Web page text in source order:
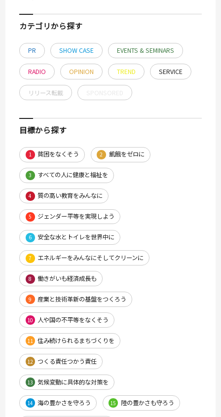
カテゴリから探す
PR SHOW CASE EVENTS & SEMINARS
RADIO OPINION TREND SERVICE
リリース転載
目標から探す
1 貧困をなくそう 2 飢餓をゼロに
3 すべての人に健康と福祉を
4 質の高い教育をみんなに
5 ジェンダー平等を実現しよう
6 安全な水とトイレを世界中に
7 エネルギーをみんなにそしてクリーンに
8 働きがいも経済成長も
9 産業と技術革新の基盤をつくろう
10 人や国の不平等をなくそう
11 住み続けられるまちづくりを
12 つくる責任つかう責任
13 気候変動に具体的な対策を
14 海の豊かさを守ろう 15 陸の豊かさも守ろう